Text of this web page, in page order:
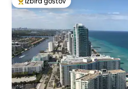
Najbolj priljubljena prenočišča z